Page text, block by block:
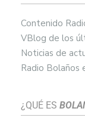
Contenido
VBlog de los
Noticias de
Radio Bolaños
¿QUÉ ES